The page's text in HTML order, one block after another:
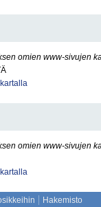
omien www-sivujen
omien www-sivujen
Hakemisto